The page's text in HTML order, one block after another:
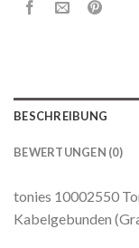
BESCHREIBUNG
BEWERTUNGEN (0)
tonies 10002550
Kabelgebunden